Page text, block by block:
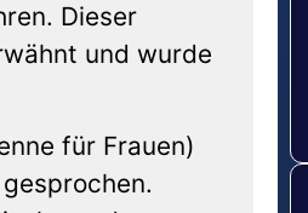
Dieser
und wurde
für Frauen)
gesprochen.